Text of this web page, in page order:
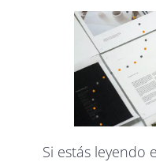
Si estás leyendo